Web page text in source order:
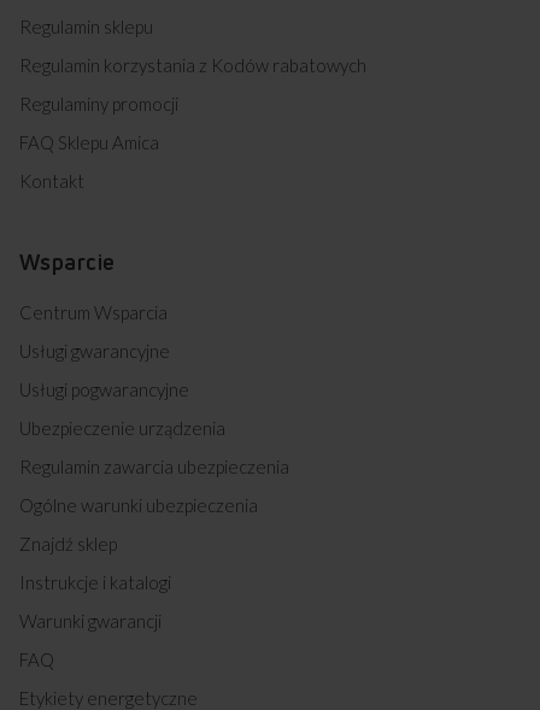
Regulamin sklepu
Regulamin korzystania z Kodów rabatowych
Regulaminy promocji
FAQ Sklepu Amica
Kontakt
Wsparcie
Centrum Wsparcia
Usługi gwarancyjne
Usługi pogwarancyjne
Ubezpieczenie urządzenia
Regulamin zawarcia ubezpieczenia
Ogólne warunki ubezpieczenia
Znajdź sklep
Instrukcje i katalogi
Warunki gwarancji
FAQ
Etykiety energetyczne